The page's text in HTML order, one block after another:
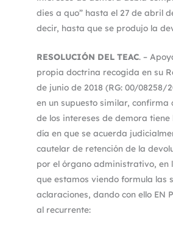
dies a quo” hasta el 27 de abril
decir, hasta que se produjo la
RESOLUCIÓN DEL TEAC. –
propia doctrina recogida en su
de junio de 2018 (RG: 00/08258/
en un supuesto similar, confirma
de los intereses de demora
día en que se acuerda
cautelar de retención de la
por el órgano administrativo, en
que estamos viendo formula las
aclaraciones, dando con ello EN
al recurrente: